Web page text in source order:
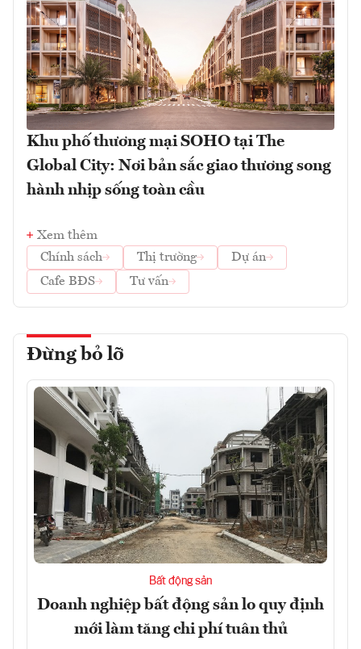
Khu phố thương mại SOHO tại The
Global City: Nơi bản sắc giao thương song
hành nhịp sống toàn cầu
Xem thêm
Chính sách
Thị trường
Dự án
Cafe BĐS
Tư vấn
Đừng bỏ lỡ
Bất động sản
Doanh nghiệp bất động sản lo quy định
mới làm tăng chi phí tuân thủ